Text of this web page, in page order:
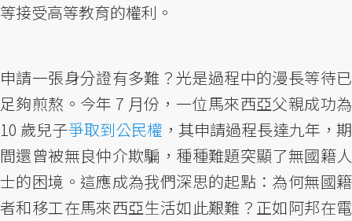
等接受高等教育的權利。
申請一張身分證有多難？光是過程中的漫長等待已
足夠煎熬。今年 7 月份，一位馬來西亞父親成功為
10 歲兒子爭取到公民權 ，其申請過程長達九年，期
間還曾被無良仲介欺騙，種種難題突顯了無國籍人
士的困境。這應成為我們深思的起點：為何無國籍
者和移工在馬來西亞生活如此艱難？正如阿邦在電